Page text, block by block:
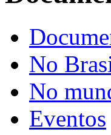
No
No
Eventos